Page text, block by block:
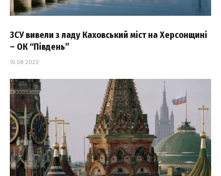
ЗСУ вивели з ладу Каховський міст на Херсонщині
– ОК “Південь”
10.08.2022